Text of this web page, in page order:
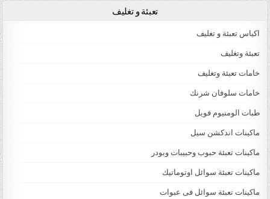
تعبئة و تغليف
اكياس تعبئة و تغليف
تعبئة وتغليف
خامات تعبئة وتغليف
خامات سلوفان شرنك
طبات الومنيوم فويل
ماكينات اندكشن سيل
ماكينات تعبئة حبوب وحبيبات وبودر
ماكينات تعبئة سوائل اوتوماتيك
ماكينات تعبئة سوائل فى عبوات